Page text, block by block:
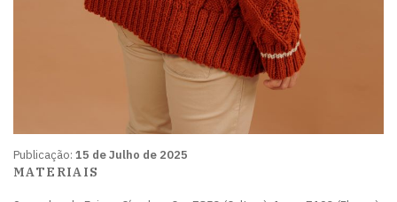
Publicação: 15 de Julho de 2025
MATERIAIS